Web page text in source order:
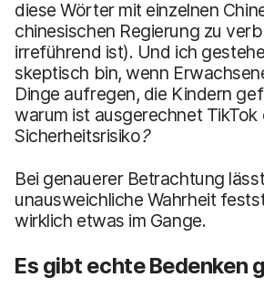
diese Wörter mit einzelnen
chinesischen Regierung zu
irreführend ist). Und ich
skeptisch bin, wenn
Dinge aufregen, die Kindern
warum ist ausgerechnet TikTok
Sicherheitsrisiko?
Bei genauerer Betrachtung
unausweichliche Wahrheit
wirklich etwas im Gange.
Es gibt echte Bedenken